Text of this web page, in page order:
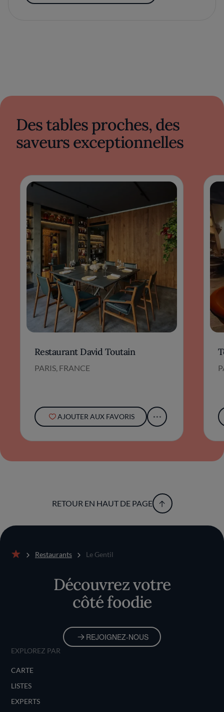
Des tables proches, des
saveurs exceptionnelles
Restaurant David Toutain
PARIS, FRANCE
AJOUTER AUX FAVORIS
RETOUR EN HAUT DE PAGE
Restaurants Le Gentil
Découvrez votre
côté foodie
REJOIGNEZ-NOUS
EXPLOREZ PAR
CARTE
LISTES
EXPERTS